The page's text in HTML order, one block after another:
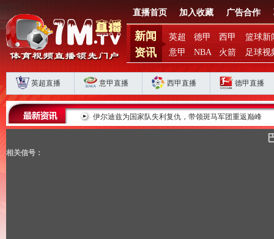
直播首页 加入收藏 广告合作
新闻
资讯
英超 德甲 西甲
篮球新
意甲
NBA 火箭 足球视
英超直播 意甲直播 西甲直播 德甲直播
扣分时代生存 伊尔迪兹为国家队失利复仇，带领斑马军团重返巅峰
相关信号：